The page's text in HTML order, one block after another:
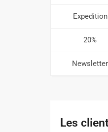
Expedition
20%
Newsletter
Les